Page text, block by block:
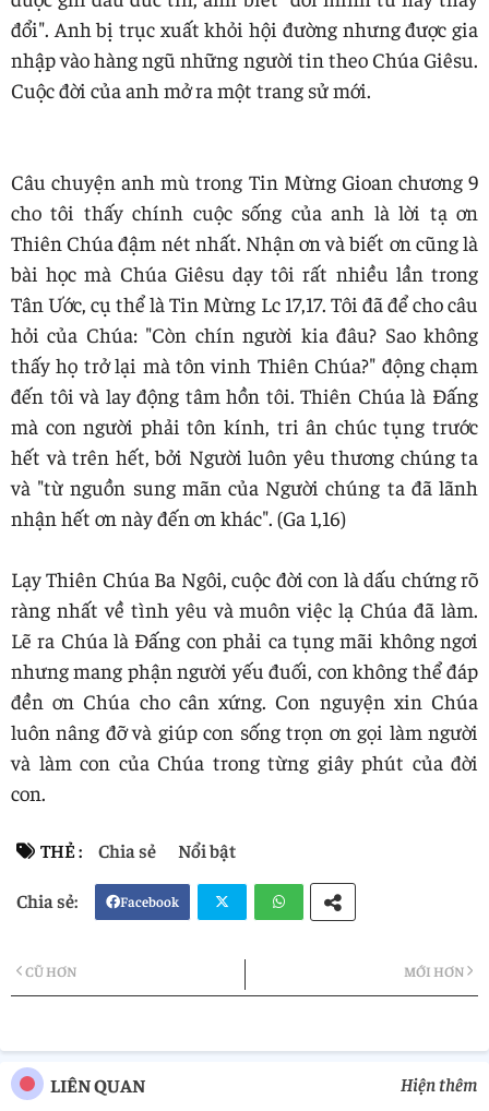
đổi". Anh bị trục xuất khỏi hội đường nhưng được gia
nhập vào hàng ngũ những người tin theo Chúa Giêsu.
Cuộc đời của anh mở ra một trang sử mới.
Câu chuyện anh mù trong Tin Mừng Gioan chương 9
cho tôi thấy chính cuộc sống của anh là lời tạ ơn
Thiên Chúa đậm nét nhất. Nhận ơn và biết ơn cũng là
bài học mà Chúa Giêsu dạy tôi rất nhiều lần trong
Tân Ước, cụ thể là Tin Mừng Lc 17,17. Tôi đã để cho câu
hỏi của Chúa: "Còn chín người kia đâu? Sao không
thấy họ trở lại mà tôn vinh Thiên Chúa?" động chạm
đến tôi và lay động tâm hồn tôi. Thiên Chúa là Đấng
mà con người phải tôn kính, tri ân chúc tụng trước
hết và trên hết, bởi Người luôn yêu thương chúng ta
và "từ nguồn sung mãn của Người chúng ta đã lãnh
nhận hết ơn này đến ơn khác". (Ga 1,16)
Lạy Thiên Chúa Ba Ngôi, cuộc đời con là dấu chứng rõ
ràng nhất về tình yêu và muôn việc lạ Chúa đã làm.
Lẽ ra Chúa là Đấng con phải ca tụng mãi không ngơi
nhưng mang phận người yếu đuối, con không thể đáp
đền ơn Chúa cho cân xứng. Con nguyện xin Chúa
luôn nâng đỡ và giúp con sống trọn ơn gọi làm người
và làm con của Chúa trong từng giây phút của đời
con.
THẺ : Chia sẻ Nổi bật
Facebook
MỚI HƠN
CŨ HƠN
LIÊN QUAN Hiện thêm